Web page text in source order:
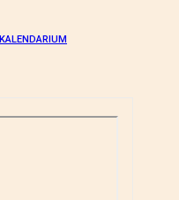
KALENDARIUM